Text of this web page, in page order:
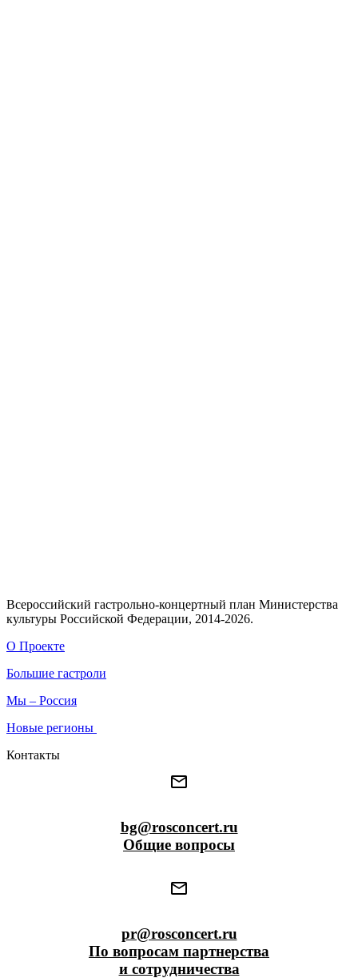
Всероссийский гастрольно-концертный план Министерства
культуры Российской Федерации, 2014-2026.
О Проекте
Большие гастроли
Мы – Россия
Новые регионы
Контакты
bg@rosconcert.ru
Общие вопросы
pr@rosconcert.ru
По вопросам партнерства
и сотрудничества